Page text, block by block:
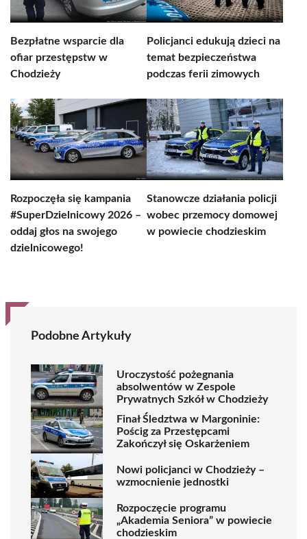
Bezpłatne wsparcie dla
ofiar przestępstw w
Chodzieży
Policjanci edukują dzieci na
temat bezpieczeństwa
podczas ferii zimowych
Rozpoczęła się kampania
#SuperDzielnicowy 2026 –
oddaj głos na swojego
dzielnicowego!
Stanowcze działania policji
wobec przemocy domowej
w powiecie chodzieskim
Podobne Artykuły
Uroczystość pożegnania
absolwentów w Zespole
Prywatnych Szkół w Chodzieży
Finał Śledztwa w Margoninie:
Pościg za Przestępcami
Zakończył się Oskarżeniem
Nowi policjanci w Chodzieży –
wzmocnienie jednostki
Rozpoczęcie programu
„Akademia Seniora” w powiecie
chodzieskim